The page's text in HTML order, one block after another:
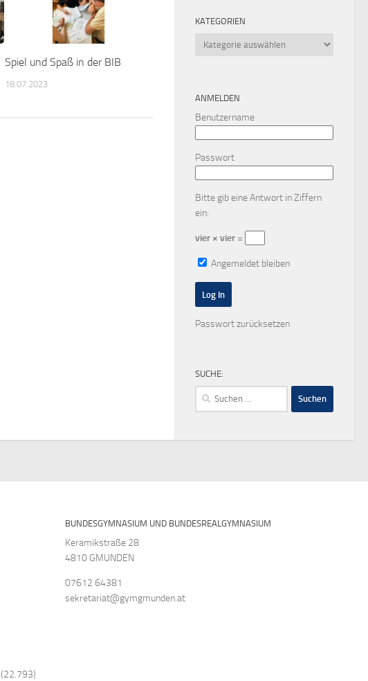
Spiel und Spaß in der BIB
18.07.2023
KATEGORIEN
Kategorien
ANMELDEN
Benutzername
Passwort
Bitte gib eine Antwort in Ziffern
ein:
vier × vier =
Angemeldet bleiben
Passwort zurücksetzen
SUCHE:
Suchen
(22.793)
BUNDESGYMNASIUM UND BUNDESREALGYMNASIUM
Keramikstraße 28
4810 GMUNDEN
07612 64381
sekretariat@gymgmunden.at